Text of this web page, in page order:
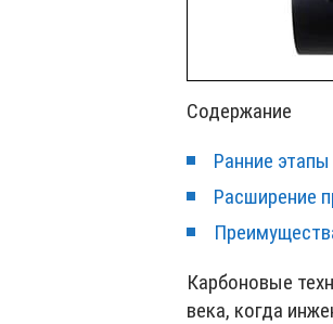
Содержание
Ранние этапы
Расширение
Карбоновые
века, когда